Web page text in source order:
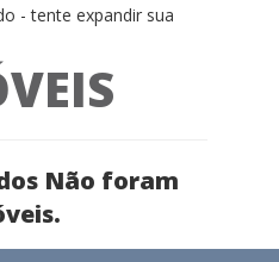
- tente expandir sua
Não foram